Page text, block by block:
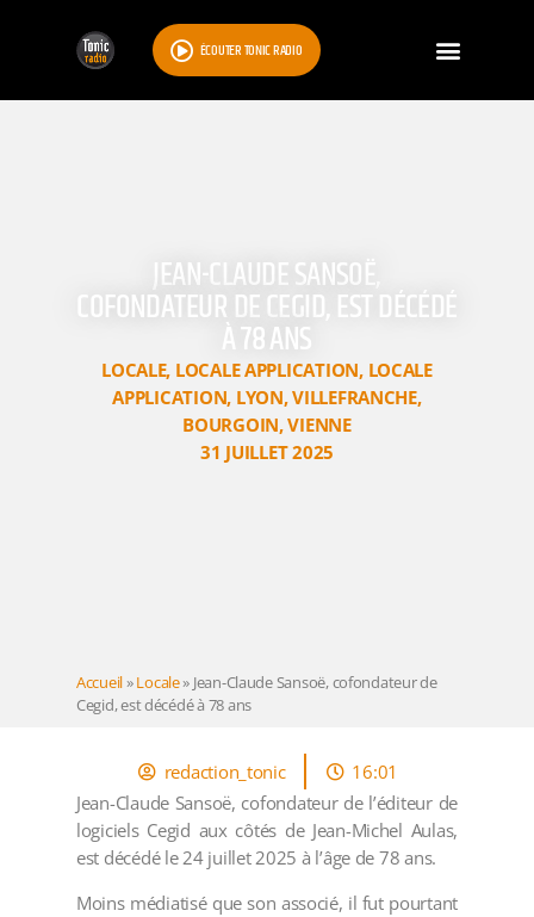
ÉCOUTER TONIC RADIO
JEAN-CLAUDE SANSOË,
COFONDATEUR DE CEGID, EST DÉCÉDÉ
À 78 ANS
LOCALE, LOCALE APPLICATION, LOCALE
APPLICATION, LYON,VILLEFRANCHE,
BOURGOIN,VIENNE
31 JUILLET 2025
Accueil»Locale» Jean-Claude Sansoë, cofondateur de
Cegid, est décédé à 78 ans
redaction_tonic
16:01
Jean-Claude Sansoë, cofondateur de l’éditeur de
logiciels Cegid aux côtés de Jean-Michel Aulas,
est décédé le 24 juillet 2025 à l’âge de 78 ans.
Moins médiatisé que son associé, il fut pourtant